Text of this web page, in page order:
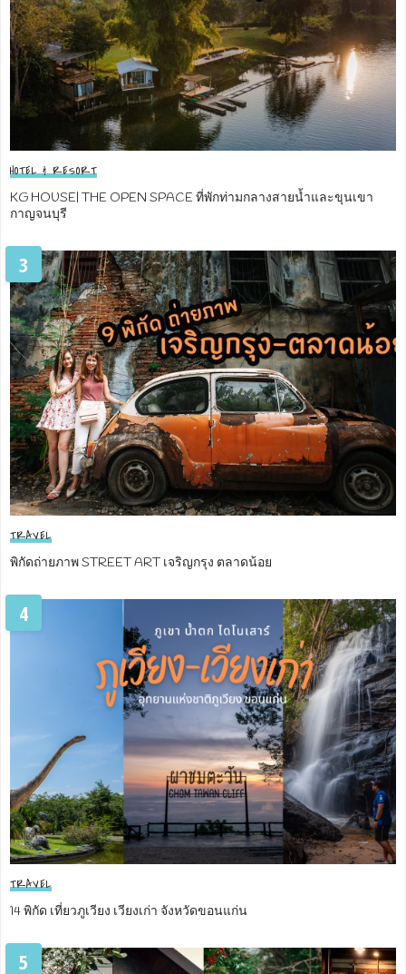
HOTEL & RESORT
KG HOUSE| THE OPEN SPACE ที่พักท่ามกลางสายน้ำและขุนเขา
กาญจนบุรี
3
TRAVEL
พิกัดถ่ายภาพ STREET ART เจริญกรุง ตลาดน้อย
4
TRAVEL
14 พิกัด เที่ยวภูเวียง เวียงเก่า จังหวัดขอนแก่น
5